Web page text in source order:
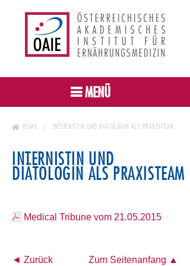
MENÜ
HOME INTERNISTIN UND DIÄTOLOGIN ALS PRAXISTEAM
INTERNISTIN UND
DIÄTOLOGIN ALS PRAXISTEAM
Medical Tribune vom 21.05.2015
◄ Zurück Zum Seitenanfang ▲